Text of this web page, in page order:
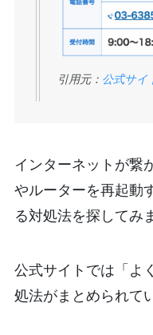
引用元： 公式サイ
インターネットが繋
やルーターを再起動
る対処法を探してみ
公式サイトでは「よ
処法がまとめられて